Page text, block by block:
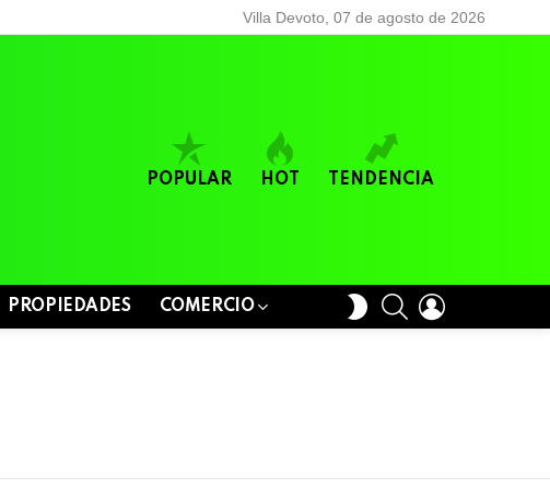
Villa Devoto, 07 de agosto de 2026
POPULAR HOT TENDENCIA
PROPIEDADES COMERCIO
SWITCH
SKIN
BUSCAR